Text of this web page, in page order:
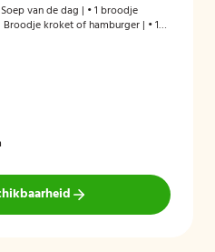
van de dag | • 1 broodje
kroket of hamburger | • 1